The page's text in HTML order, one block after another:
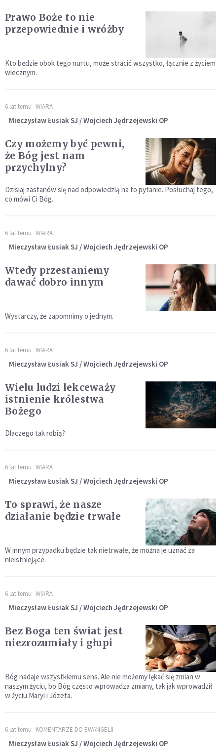
Prawo Boże to nie
przepowiednie i wróżby
Kto będzie obok tego nurtu, może stracić wszystko, łącznie z życiem
wiecznym.
6 lat temu WIARA
Mieczysław Łusiak SJ / Wojciech Jędrzejewski OP
Czy możemy być pewni,
że Bóg jest nam
przychylny?
Dzisiaj zastanów się nad odpowiedzią na to pytanie. Posłuchaj tego,
co mówi Ci Bóg.
6 lat temu WIARA
Mieczysław Łusiak SJ / Wojciech Jędrzejewski OP
Wtedy przestaniemy
dawać dobro innym
Wystarczy, że zapomnimy o jednym.
6 lat temu WIARA
Mieczysław Łusiak SJ / Wojciech Jędrzejewski OP
Wielu ludzi lekceważy
istnienie królestwa
Bożego
Dlaczego tak robią?
6 lat temu WIARA
Mieczysław Łusiak SJ / Wojciech Jędrzejewski OP
To sprawi, że nasze
działanie będzie trwałe
W innym przypadku będzie tak nietrwałe, że można je uznać za
nieistniejące.
6 lat temu WIARA
Mieczysław Łusiak SJ / Wojciech Jędrzejewski OP
Bez Boga ten świat jest
niezrozumiały i głupi
Bóg nadaje wszystkiemu sens. Ale nie możemy lękać się zmian w
naszym życiu, bo Bóg często wprowadza zmiany, tak jak wprowadził
w życiu Maryi i Józefa.
6 lat temu KOMENTARZE DO EWANGELII
Mieczysław Łusiak SJ / Wojciech Jędrzejewski OP